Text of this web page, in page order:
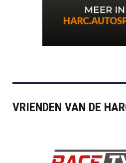
VRIENDEN VAN DE